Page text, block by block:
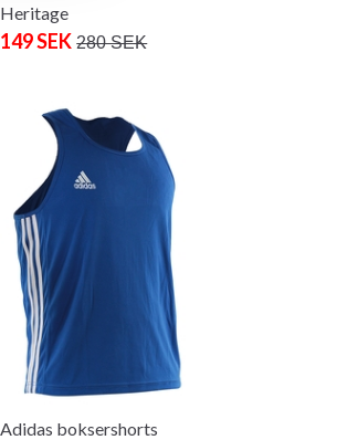
Heritage
149 SEK 280 SEK
Adidas boksershorts